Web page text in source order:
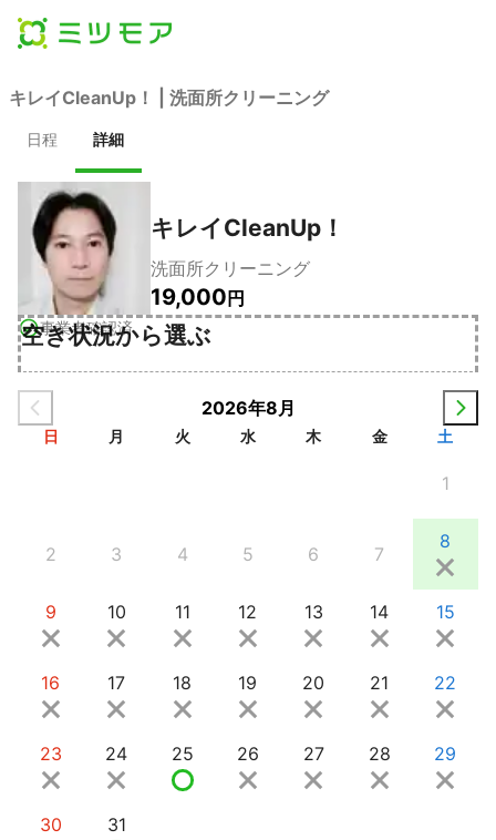
キレイCleanUp！ | 洗面所クリーニング
日程 詳細
事業者確認済
キレイCleanUp！
洗面所クリーニング
19,000 円
空き状況から選ぶ
2026年8月
日 月 火 水 木 金 土
1
2 3 4 5 6 7
8
9 10 11 12 13 14 15
16 17 18 19 20 21 22
23 24 25 26 27 28 29
30 31